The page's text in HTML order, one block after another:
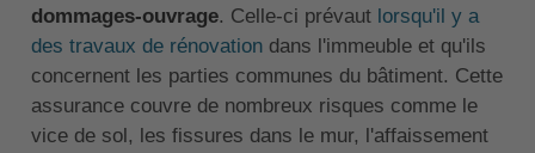
dommages-ouvrage. Celle-ci prévaut lorsqu'il y a
des travaux de rénovationdans l'immeuble et qu'ils
concernent les parties communes du bâtiment. Cette
assurance couvre de nombreux risques comme le
vice de sol, les fissures dans le mur, l'affaissement